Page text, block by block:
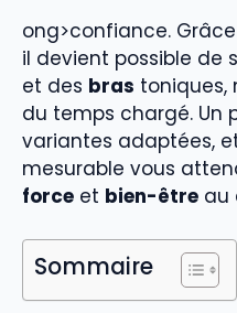
ong>confiance.
il devient possible de
et des bras toniques,
du temps chargé. Un
variantes adaptées,
mesurable vous
force et bien-être au
Sommaire